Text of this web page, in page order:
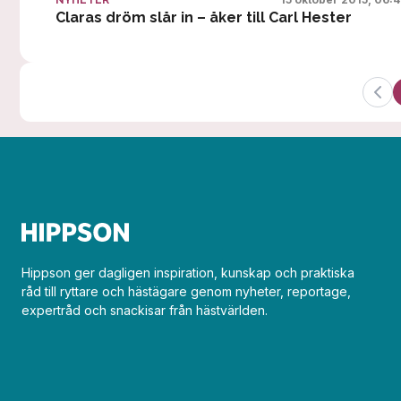
Claras dröm slår in – åker till Carl Hester
Hippson ger dagligen inspiration, kunskap och praktiska
råd till ryttare och hästägare genom nyheter, reportage,
expertråd och snackisar från hästvärlden.